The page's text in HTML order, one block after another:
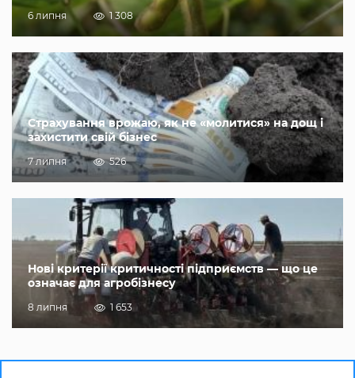
6 липня 1 308
Страхування врожаю, як не «молитися» на дощ і
захистити свій бізнес
7 липня 526
Нові критерії критичності підприємств — що це
означає для агробізнесу
8 липня 1 653